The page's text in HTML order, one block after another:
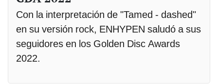
Con la interpretación de "Tamed - dashed"
en su versión rock, ENHYPEN saludó a sus
seguidores en los Golden Disc Awards
2022.